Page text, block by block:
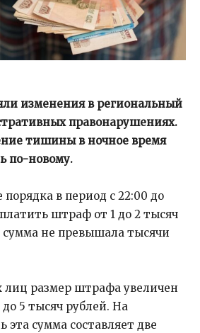
изменения в региональный
правонарушениях.
тишины в ночное время
по-новому.
в период с 22:00 до
штраф от 1 до 2 тысяч
сумма не превышала тысячи
размер штрафа увеличен
5 тысяч рублей. На
эта сумма составляет две